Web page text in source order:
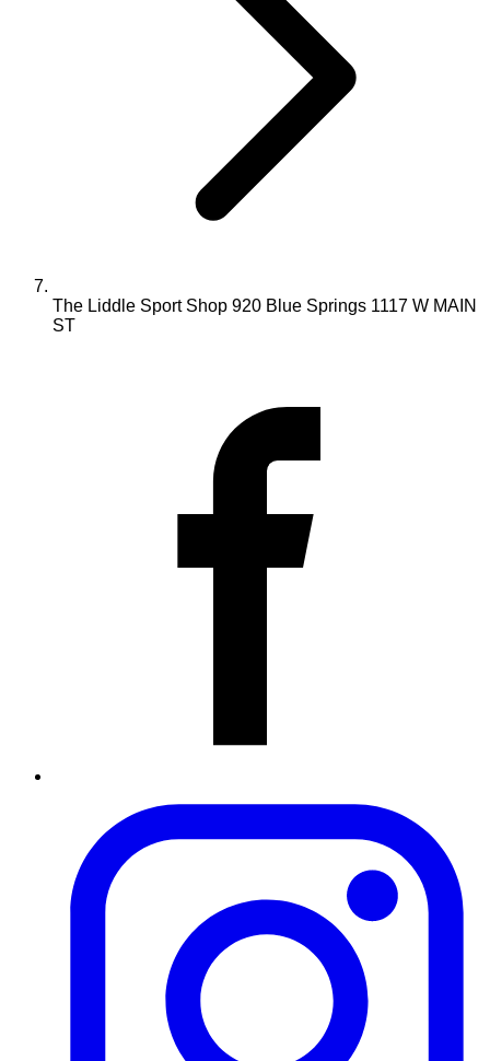
The Liddle Sport Shop 920 Blue Springs 1117 W MAIN
ST